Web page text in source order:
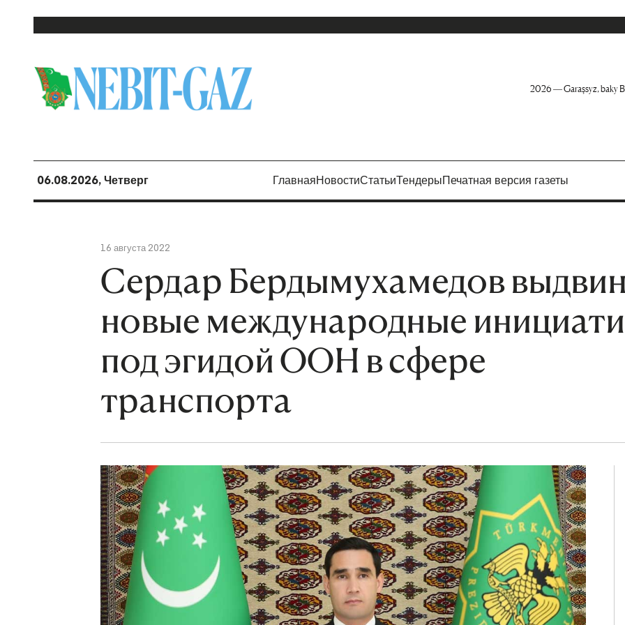
2026 — Garaşsyz, baky
06.08.2026, Четверг ГлавнаяНовостиСтатьиТендерыПечатная версия газеты
16 августа 2022
Сердар Бердымухамедов
новые международные
под эгидой ООН в сфере
транспорта